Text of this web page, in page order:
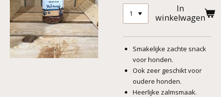
In
winkelwagen
Smakelijke zachte snack
voor honden.
Ook zeer geschikt voor
oudere honden.
Heerlijke zalmsmaak.